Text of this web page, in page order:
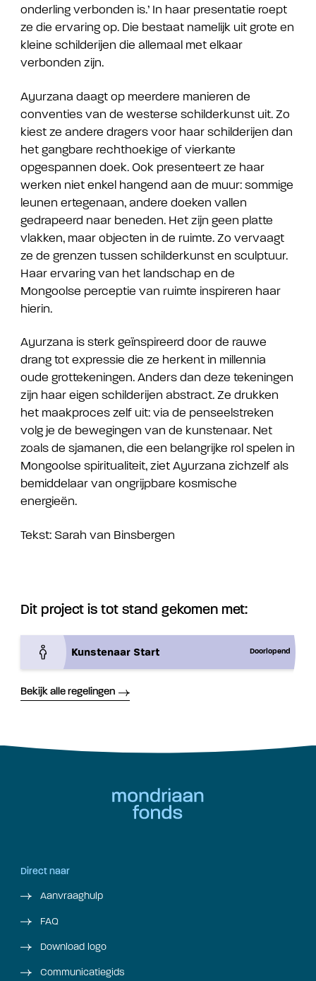
onderling verbonden is.’ In haar presentatie roept
ze die ervaring op.​​ ​​Die bestaat namelijk uit grote en
kleine schilderijen die allemaal met elkaar
verbonden zijn.
Ayurzana daagt op meerdere manieren de
conventies van de westerse schilderkunst uit. Zo
kiest ze andere dragers voor haar schilderijen dan
het gangbare rechthoekige of vierkante
opgespannen doek. Ook presenteert ze haar
werken niet enkel hangend aan de muur: sommige
leunen ertegenaan, andere doeken vallen
gedrapeerd naar beneden. Het zijn geen platte
vlakken, maar objecten in de ruimte. Zo vervaagt
ze de grenzen tussen schilderkunst en sculptuur.
Haar ervaring van het landschap en de
Mongoolse perceptie van ruimte inspireren haar
hierin.
Ayurzana is sterk geïnspireerd door de rauwe
drang tot expressie die ze herkent in millennia
oude grottekeningen. Anders dan deze tekeningen​​
zijn haar eigen schilderijen abstract. Ze drukken
het maakproces zelf uit: via de penseelstreken
volg je de bewegingen van de kunstenaar. Net
zoals de sjamanen, die een belangrijke rol spelen in
Mongoolse spiritualiteit, ziet Ayurzana zichzelf als
bemiddelaar van ongrijpbare kosmische
energieën.
Tekst: Sarah van Binsbergen
Dit project is tot stand gekomen met:
Kunstenaar Start Doorlopend
Bekijk alle regelingen
Direct naar
Aanvraaghulp
FAQ
Download logo
Communicatiegids